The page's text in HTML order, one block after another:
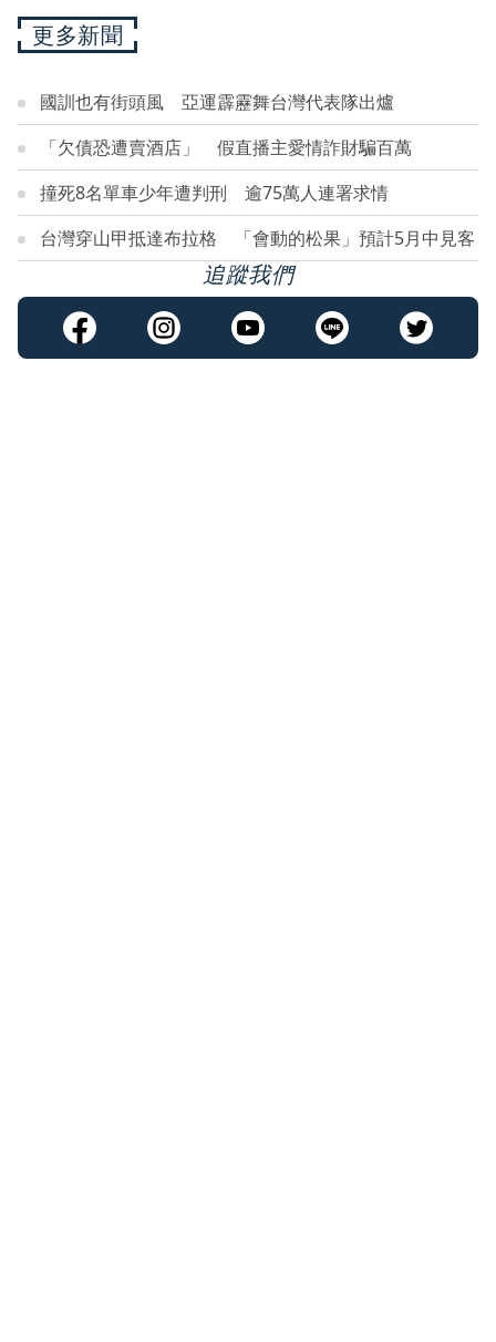
更多新聞
國訓也有街頭風 亞運霹靂舞台灣代表隊出爐
「欠債恐遭賣酒店」 假直播主愛情詐財騙百萬
撞死8名單車少年遭判刑 逾75萬人連署求情
台灣穿山甲抵達布拉格 「會動的松果」預計5月中見客
追蹤我們